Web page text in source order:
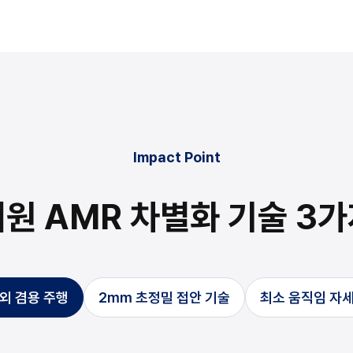
Impact Point
AMR 차별화 기술 3가
겸용 주행 2mm 초정밀 접안 기술 최소 움직임 자